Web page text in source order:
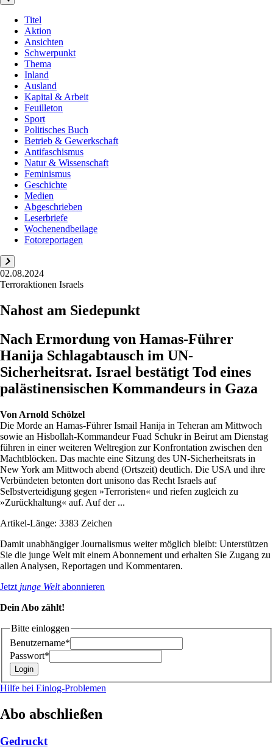
Titel
Aktion
Ansichten
Schwerpunkt
Thema
Inland
Ausland
Kapital & Arbeit
Feuilleton
Sport
Politisches Buch
Betrieb & Gewerkschaft
Antifaschismus
Natur & Wissenschaft
Feminismus
Geschichte
Medien
Abgeschrieben
Leserbriefe
Wochenendbeilage
Fotoreportagen
02.08.2024
Terroraktionen Israels
Nahost am Siedepunkt
Nach Ermordung von Hamas-Führer
Hanija Schlagabtausch im UN-
Sicherheitsrat. Israel bestätigt Tod eines
palästinensischen Kommandeurs in Gaza
Von Arnold Schölzel
Die Morde an Hamas-Führer Ismail Hanija in Teheran am Mittwoch
sowie an Hisbollah-Kommandeur Fuad Schukr in Beirut am Dienstag
führen in einer weiteren Weltregion zur Konfrontation zwischen den
Machtblöcken. Das machte eine Sitzung des UN-Sicherheitsrats in
New York am Mittwoch abend (Ortszeit) deutlich. Die USA und ihre
Verbündeten betonten dort unisono das Recht Israels auf
Selbstverteidigung gegen »Terroristen« und riefen zugleich zu
»Zurückhaltung« auf. Auf der ...
Artikel-Länge: 3383 Zeichen
Damit unabhängiger Journalismus weiter möglich bleibt: Unterstützen
Sie die junge Welt mit einem Abonnement und erhalten Sie Zugang zu
allen Analysen, Reportagen und Kommentaren.
Jetzt junge Weltabonnieren
Dein Abo zählt!
Bitte einloggen
Benutzername*
Passwort*
Hilfe bei Einlog-Problemen
Abo abschließen
Gedruckt